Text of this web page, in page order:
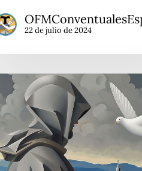
22 de julio de 2024